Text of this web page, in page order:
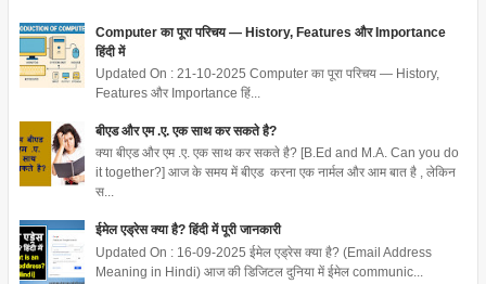
Computer का पूरा परिचय — History, Features और Importance
हिंदी में
Updated On : 21-10-2025 Computer का पूरा परिचय — History,
Features और Importance हिं...
बीएड और एम .ए. एक साथ कर सकते है?
क्या बीएड और एम .ए. एक साथ कर सकते है? [B.Ed and M.A. Can you do
it together?] आज के समय में बीएड करना एक नार्मल और आम बात है , लेकिन
स...
ईमेल एड्रेस क्या है? हिंदी में पूरी जानकारी
Updated On : 16-09-2025 ईमेल एड्रेस क्या है? (Email Address
Meaning in Hindi) आज की डिजिटल दुनिया में ईमेल communic...